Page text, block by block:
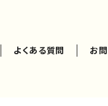
よくある質問 お